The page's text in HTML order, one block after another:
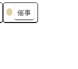
催事